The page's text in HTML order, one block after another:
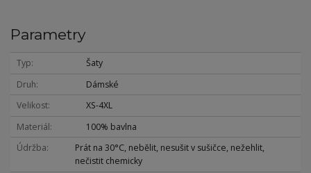
Parametry
Typ
Šaty
Druh
Dámské
Velikost
XS-4XL
Materiál
100% bavlna
Údržba
Prát na 30°C, nebělit, nesušit v sušičce, nežehlit,
nečistit chemicky